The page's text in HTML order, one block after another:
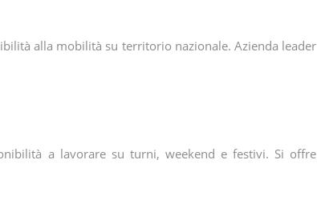
alla mobilità su territorio nazionale. Azienda leader
a lavorare su turni, weekend e festivi. Si offre